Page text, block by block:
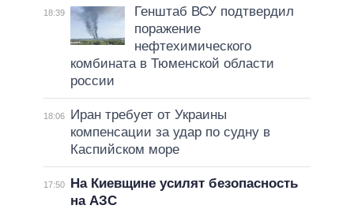
18:39
Генштаб ВСУ подтвердил
поражение
нефтехимического
комбината в Тюменской области
россии
18:06
Иран требует от Украины
компенсации за удар по судну в
Каспийском море
17:50
На Киевщине усилят безопасность
на АЗС